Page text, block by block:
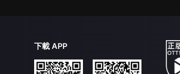
下載 APP